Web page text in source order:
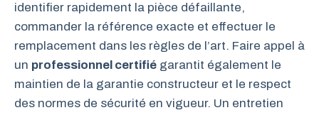
identifier rapidement la pièce défaillante,
commander la référence exacte et effectuer le
remplacement dans les règles de l’art. Faire appel à
un professionnel certifié garantit également le
maintien de la garantie constructeur et le respect
des normes de sécurité en vigueur. Un entretien